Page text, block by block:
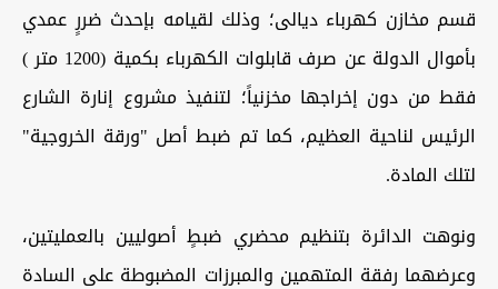
قسم مخازن كهرباء ديالى؛ وذلك لقيامه بإحدث ضررٍ عمدي
بأموال الدولة عن صرف قابلوات الكهرباء بكمية (1200 متر )
فقط من دون إخراجها مخزنياً؛ لتنفيذ مشروع إنارة الشارع
الرئيس لناحية العظيم، كما تم ضبط أصل "ورقة الخروجية"
لتلك المادة.
ونوهت الدائرة بتنظيم محضري ضبطٍ أصوليين بالعمليتين،
وعرضهما رفقة المتهمين والمبرزات المضبوطة على السادة